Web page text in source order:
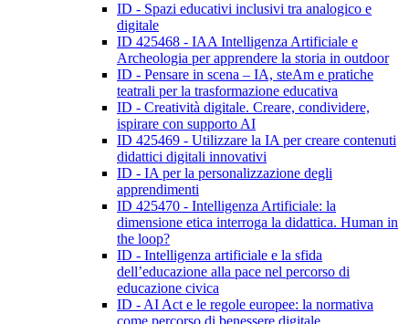
ID - Spazi educativi inclusivi tra analogico e
digitale
ID 425468 - IAA Intelligenza Artificiale e
Archeologia per apprendere la storia in outdoor
ID - Pensare in scena – IA, steAm e pratiche
teatrali per la trasformazione educativa
ID - Creatività digitale. Creare, condividere,
ispirare con supporto AI
ID 425469 - Utilizzare la IA per creare contenuti
didattici digitali innovativi
ID - IA per la personalizzazione degli
apprendimenti
ID 425470 - Intelligenza Artificiale: la
dimensione etica interroga la didattica. Human in
the loop?
ID - Intelligenza artificiale e la sfida
dell’educazione alla pace nel percorso di
educazione civica
ID - AI Act e le regole europee: la normativa